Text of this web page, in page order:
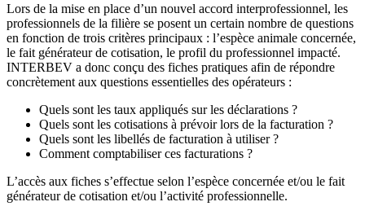
Lors de la mise en place d’un nouvel accord interprofessionnel, les
professionnels de la filière se posent un certain nombre de questions
en fonction de trois critères principaux : l’espèce animale concernée,
le fait générateur de cotisation, le profil du professionnel impacté.
INTERBEV a donc conçu des fiches pratiques afin de répondre
concrètement aux questions essentielles des opérateurs :
Quels sont les taux appliqués sur les déclarations ?
Quels sont les cotisations à prévoir lors de la facturation ?
Quels sont les libellés de facturation à utiliser ?
Comment comptabiliser ces facturations ?
L’accès aux fiches s’effectue selon l’espèce concernée et/ou le fait
générateur de cotisation et/ou l’activité professionnelle.